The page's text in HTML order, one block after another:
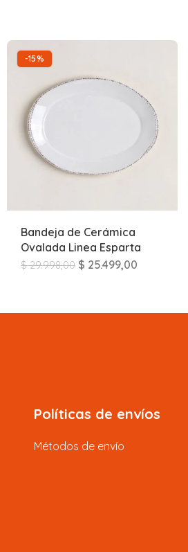
-15%
Bandeja de Cerámica
Ovalada Linea Esparta
$29.998,00 $ 25.499,00
Políticas de envíos
Métodos de envío